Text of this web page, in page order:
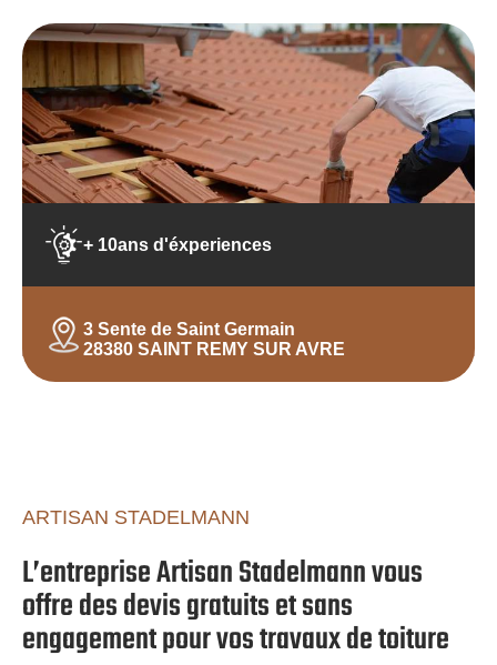
+ 10ans d'éxperiences
3 Sente de Saint Germain
28380 SAINT REMY SUR AVRE
ARTISAN STADELMANN
L’entreprise Artisan Stadelmann vous
offre des devis gratuits et sans
engagement pour vos travaux de toiture